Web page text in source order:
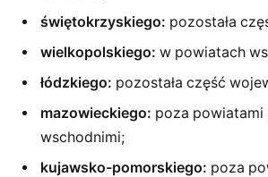
świętokrzyskiego: pozostała
wielkopolskiego: w powiatach
łódzkiego: pozostała część
mazowieckiego: poza powiatami
wschodnimi;
kujawsko-pomorskiego: poza